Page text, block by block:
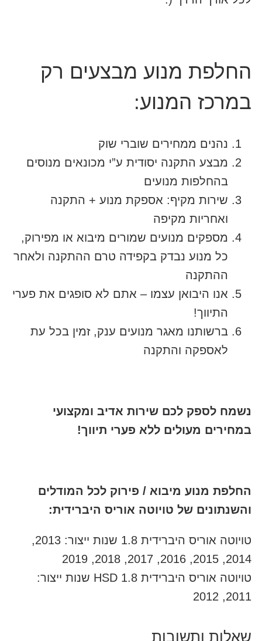
החלפת מנוע מבצעים רק
במרכז המנוע:
נהנים ממחירים שוברי שוק
מבצע התקנה יסודית ע”י מכונאים מנוסים
בהחלפות מנועים
שירות מקיף: אספקת מנוע + התקנה
ואחריות מקיפה
מספקים מנועים שמורים מיבוא או מפירוק,
כל מנוע נבדק בקפידה טרם ההתקנה ולאחר
ההתקנה
אנו היבואן עצמו – אתם לא סופגים את פערי
התיווך!
ברשותנו מאגר מנועים ענק, זמין בכל עת
לאספקה והתקנה
נשמח לספק לכם שירות אדיב ומקצועי
במחירים מעולים ללא פערי תיווך!
החלפת מנוע מיבוא / פירוק לכל המודלים
והשנתונים של טויוטה אוריס היברידית:
טויוטה אוריס היברידית 1.8 שנות ייצור: 2013,
2014, 2015, 2016, 2017, 2018, 2019
טויוטה אוריס היברידית 1.8 HSD שנות ייצור:
2011, 2012
שאלות ותשובות